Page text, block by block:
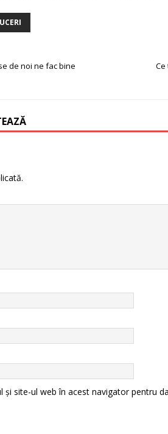
de noi ne fac bine
și site-ul web în acest navigator pentru